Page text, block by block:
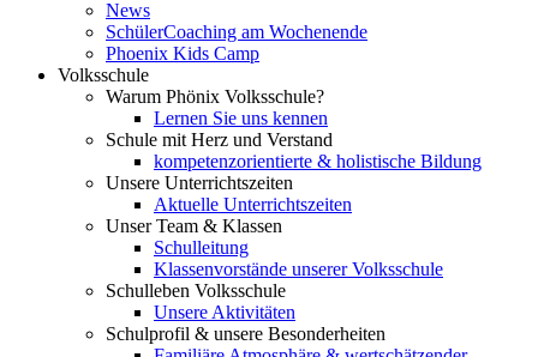
News
SchülerCoaching am Wochenende
Phoenix Kids Camp
Volksschule
Warum Phönix Volksschule?
Lernen Sie uns kennen
Schule mit Herz und Verstand
kompetenzorientierte & holistische Bildung
Unsere Unterrichtszeiten
Aktuelle Unterrichtszeiten
Unser Team & Klassen
Schulleitung
Klassenvorstände unserer Volksschule
Schulleben Volksschule
Unsere Aktivitäten
Schulprofil & unsere Besonderheiten